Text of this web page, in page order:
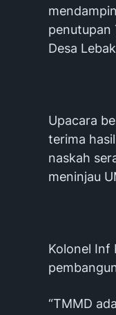
penutupan
Desa
Upacara
terima
naskah
meninjau
Kolonel Inf
“TMMD